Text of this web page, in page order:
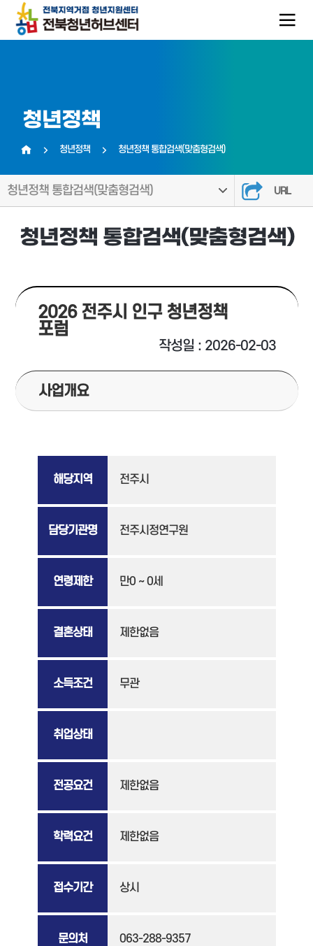
청년정책
청년정책 청년정책 통합검색(맞춤형검색)
청년정책 통합검색(맞춤형검색) URL
청년정책 통합검색(맞춤형검색)
2026 전주시 인구 청년정책
포럼
작성일 : 2026-02-03
사업개요
해당지역 전주시
담당기관명 전주시정연구원
연령제한 만0 ~ 0세
결혼상태 제한없음
소득조건 무관
취업상태
전공요건 제한없음
학력요건 제한없음
접수기간 상시
문의처 063-288-9357